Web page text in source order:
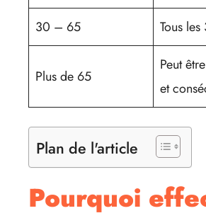
30 – 65 Tous
Plus de 65
Peut
et
Plan de l'article
Pourquoi